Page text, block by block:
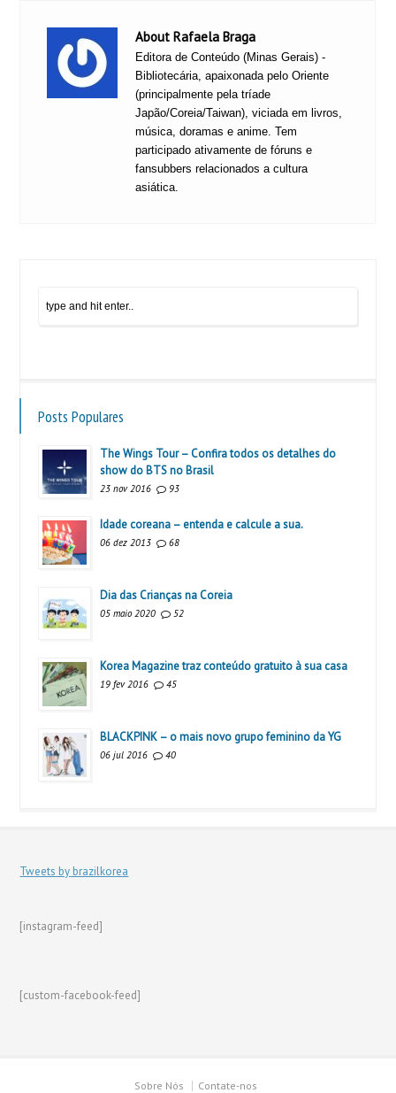
About Rafaela Braga
Editora de Conteúdo (Minas Gerais) -
Bibliotecária, apaixonada pelo Oriente
(principalmente pela tríade
Japão/Coreia/Taiwan), viciada em livros,
música, doramas e anime. Tem
participado ativamente de fóruns e
fansubbers relacionados a cultura
asiática.
Posts Populares
The Wings Tour – Confira todos os detalhes do
show do BTS no Brasil
23 nov 2016 93
Idade coreana – entenda e calcule a sua.
06 dez 2013 68
Dia das Crianças na Coreia
05 maio 2020 52
Korea Magazine traz conteúdo gratuito à sua casa
19 fev 2016 45
BLACKPINK – o mais novo grupo feminino da YG
06 jul 2016 40
Tweets by brazilkorea
[instagram-feed]
[custom-facebook-feed]
Sobre Nós Contate-nos